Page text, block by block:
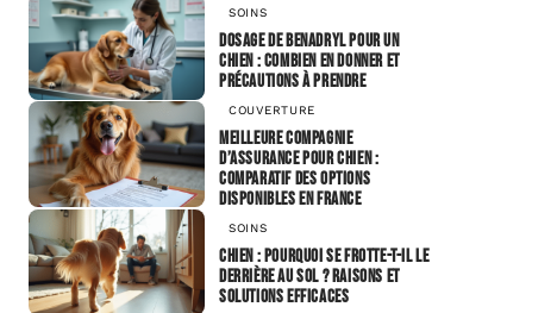
SOINS
Dosage de Benadryl pour un
chien : combien en donner et
précautions à prendre
COUVERTURE
Meilleure compagnie
d’assurance pour chien :
comparatif des options
disponibles en France
SOINS
Chien : pourquoi se frotte-t-il le
derrière au sol ? Raisons et
solutions efficaces